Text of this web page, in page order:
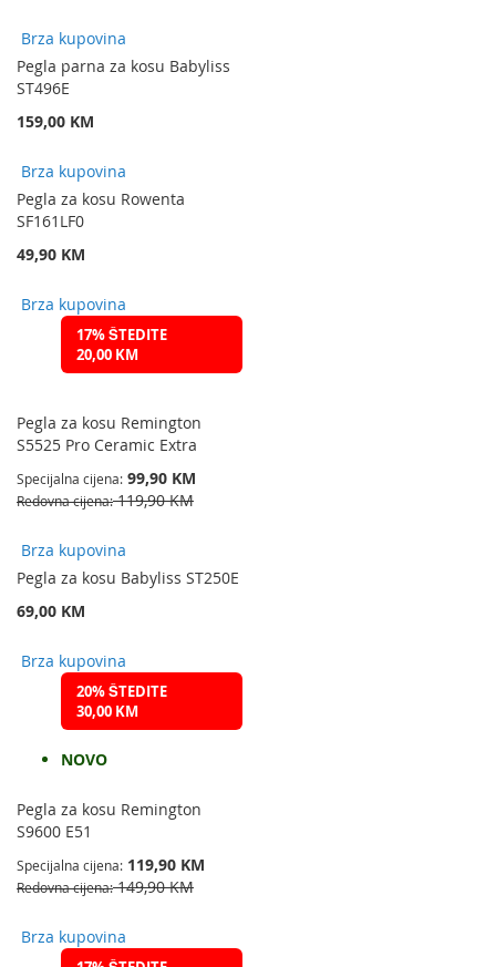
Brza kupovina
Pegla parna za kosu Babyliss
ST496E
159,00 KM
Brza kupovina
Pegla za kosu Rowenta
SF161LF0
49,90 KM
Brza kupovina
17% ŠTEDITE
20,00 KM
Pegla za kosu Remington
S5525 Pro Ceramic Extra
Specijalna cijena 99,90 KM
Redovna cijena 119,90 KM
Brza kupovina
Pegla za kosu Babyliss ST250E
69,00 KM
Brza kupovina
20% ŠTEDITE
30,00 KM
NOVO
Pegla za kosu Remington
S9600 E51
Specijalna cijena 119,90 KM
Redovna cijena 149,90 KM
Brza kupovina